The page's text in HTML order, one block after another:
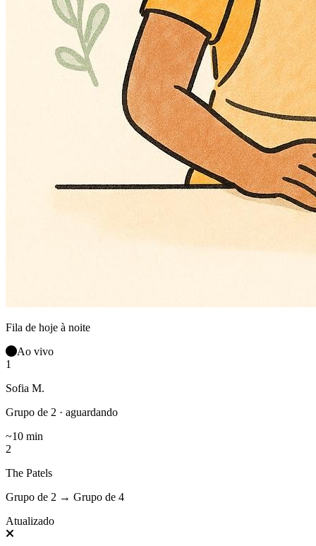
Fila de hoje à noite
Ao vivo
1
Sofia M.
Grupo de 2 · aguardando
~10 min
2
The Patels
Grupo de 2 → Grupo de 4
Atualizado